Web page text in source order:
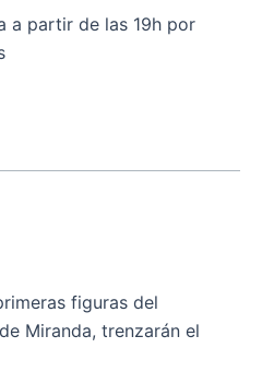
a partir de las 19h por
figuras del
Miranda, trenzarán el